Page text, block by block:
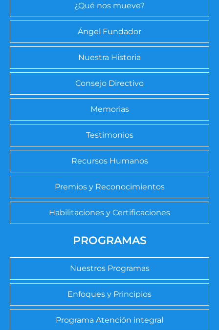
¿Qué nos mueve?
Ángel Fundador
Nuestra Historia
Consejo Directivo
Memorias
Testimonios
Recursos Humanos
Premios y Reconocimientos
Habilitaciones y Certificaciones
PROGRAMAS
Nuestros Programas
Enfoques y Principios
Programa Atención integral